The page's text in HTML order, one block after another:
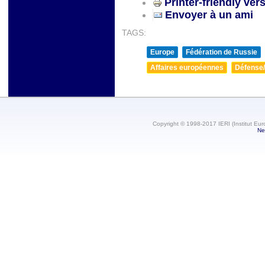
Envoyer à un ami
TAGS:
Europe
Fédération de Russie
Affaires européennes
Copyright © 1998-2017 IERI (Institut